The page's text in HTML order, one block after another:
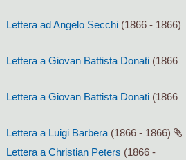
Lettera ad Angelo Secchi (1866 - 1866)
Lettera a Giovan Battista Donati (1866
Lettera a Giovan Battista Donati (1866
Lettera a Luigi Barbera (1866 - 1866)
Lettera a Christian Peters (1866 -